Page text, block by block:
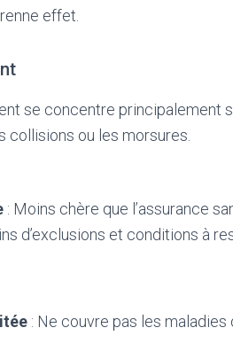
effet.
se concentre principalement
collisions ou les morsures.
: Moins chère que l’assurance
d’exclusions et conditions à
: Ne couvre pas les